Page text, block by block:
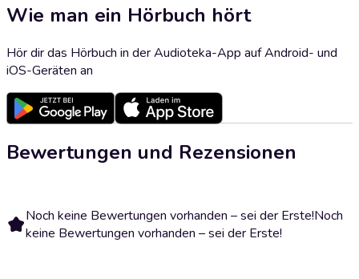
Wie man ein Hörbuch hört
Hör dir das Hörbuch in der Audioteka-App auf Android- und
iOS-Geräten an
Bewertungen und Rezensionen
Noch keine Bewertungen vorhanden – sei der Erste!Noch
keine Bewertungen vorhanden – sei der Erste!